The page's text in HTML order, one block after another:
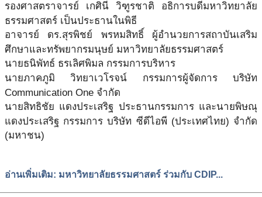
รองศาสตราจารย์ เกศินี วิฑูรชาติ อธิการบดีมหาวิทยาลัย
ธรรมศาสตร์ เป็นประธานในพิธี
อาจารย์ ดร.สุรพิชย์ พรหมสิทธิ์ ผู้อำนวยการสถาบันเสริม
ศึกษาและทรัพยากรมนุษย์ มหาวิทยาลัยธรรมศาสตร์
นายธนิพัทธ์ ธรเลิศพิมล กรรมการบริหาร
นายภาคภูมิ วิทยาเวโรจน์ กรรมการผู้จัดการ บริษัท
Communication One จำกัด
นายสิทธิชัย แดงประเสริฐ ประธานกรรมการ และนายพิษณุ
แดงประเสริฐ กรรมการ บริษัท ซีดีไอพี (ประเทศไทย) จำกัด
(มหาชน)
อ่านเพิ่มเติม: มหาวิทยาลัยธรรมศาสตร์ ร่วมกับ CDIP...